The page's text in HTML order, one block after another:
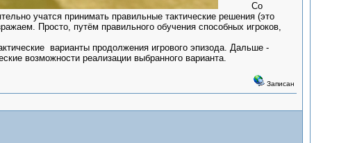
Со
учатся принимать правильные тактические решения (это
Просто, путём правильного обучения способных игроков,
варианты продолжения игрового эпизода. Дальше -
возможности реализации выбранного варианта.
Записан